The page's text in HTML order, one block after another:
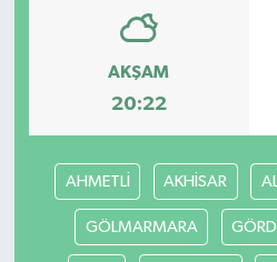
AKŞAM
20:22
AHMETLİ AKHİSAR
GÖLMARMARA